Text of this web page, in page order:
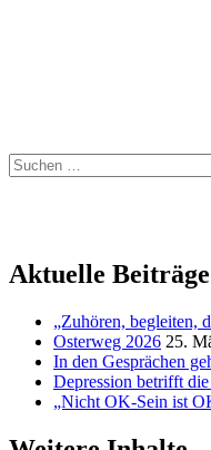
Aktuelle Beiträge
„Zuhören, begleiten,
Osterweg 2026 25.
In den Gesprächen
Depression betrifft
„Nicht OK-Sein ist